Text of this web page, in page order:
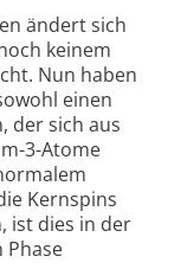
ändert sich
keinem
Nun haben
einen
der sich aus
3-Atome
Kernspins
ist dies in der